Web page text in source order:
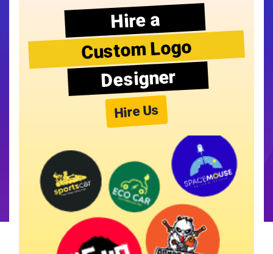
Hire a
Custom Logo
Designer
Hire Us